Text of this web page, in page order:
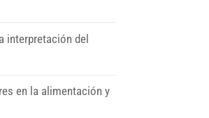
interpretación del
en la alimentación y